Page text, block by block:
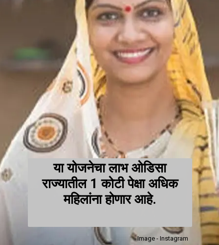
या योजनेचा लाभ ओडिसा
राज्यातील 1 कोटी पेक्षा अधिक
महिलांना होणार आहे.
Image - Instagram